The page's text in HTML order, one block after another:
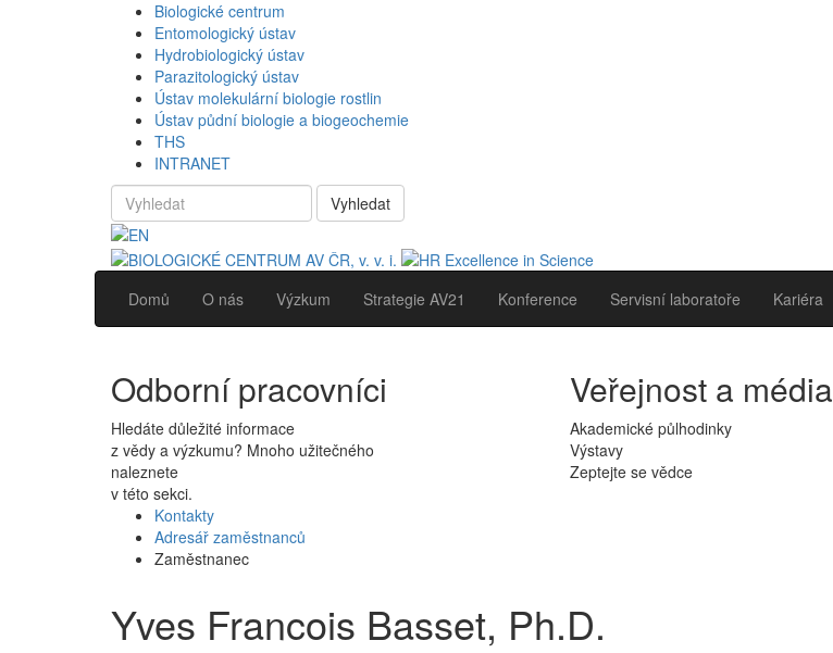
Biologické centrum
Entomologický ústav
Hydrobiologický ústav
Parazitologický ústav
Ústav molekulární biologie rostlin
Ústav půdní biologie a biogeochemie
THS
INTRANET
Vyhledat
Domů O nás Výzkum Strategie AV21 Konference Servisní laboratoře Kariéra
Odborní pracovníci
Hledáte důležité informace
z vědy a výzkumu? Mnoho užitečného
naleznete
v této sekci.
Veřejnost a média
Akademické půlhodinky
Výstavy
Zeptejte se vědce
Kontakty
Adresář zaměstnanců
Zaměstnanec
Yves Francois Basset, Ph.D.